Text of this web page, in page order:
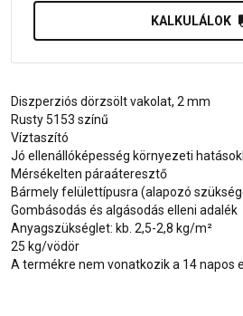
KALKULÁLOK
Diszperziós dörzsölt vakolat, 2 mm
Rusty 5153 színű
Víztaszító
Jó ellenállóképesség környezeti
Mérsékelten páraáteresztő
Bármely felülettípusra (alapozó
Gombásodás és algásodás elleni adalék
Anyagszükséglet: kb. 2,5-2,8 kg/m²
25 kg/vödör
A termékre nem vonatkozik a 14 napos